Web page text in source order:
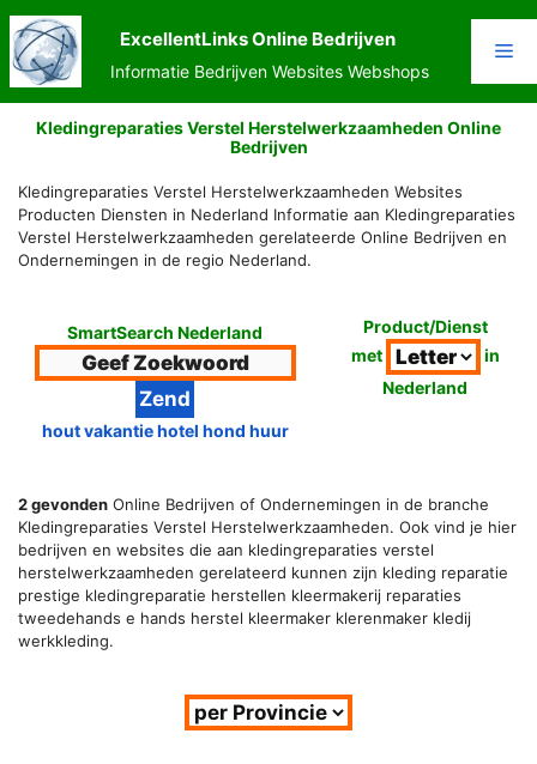
Ga
naar
de
inhoud
ExcellentLinks Online Bedrijven
Informatie Bedrijven Websites Webshops
Kledingreparaties Verstel Herstelwerkzaamheden Online
Bedrijven
Kledingreparaties Verstel Herstelwerkzaamheden Websites
Producten Diensten in Nederland Informatie aan Kledingreparaties
Verstel Herstelwerkzaamheden gerelateerde Online Bedrijven en
Ondernemingen in de regio Nederland.
SmartSearch Nederland
hout vakantie hotel hond huur
Product/Dienst
met
in
Nederland
2 gevonden Online Bedrijven of Ondernemingen in de branche
Kledingreparaties Verstel Herstelwerkzaamheden. Ook vind je hier
bedrijven en websites die aan kledingreparaties verstel
herstelwerkzaamheden gerelateerd kunnen zijn kleding reparatie
prestige kledingreparatie herstellen kleermakerij reparaties
tweedehands e hands herstel kleermaker klerenmaker kledij
werkkleding.